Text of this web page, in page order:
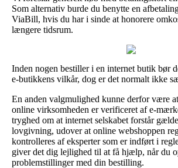
Som alternativ burde du benytte en
ViaBill, hvis du har i sinde at honorere
længere tidsrum.
Inden nogen bestiller i en internet butik bør
e-butikkens vilkår, dog er det normalt ikke
En anden valgmulighed kunne derfor være
online virksomheden er verificeret af e-
tryghed om at internet selskabet forstår
lovgivning, udover at online webshoppen
kontrolleres af eksperter som er indført i
giver det dig lejlighed til at få hjælp, når du
problemstillinger med din bestilling.